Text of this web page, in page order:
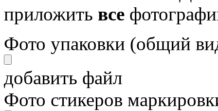
приложить все
Фото упаковки (общий
добавить файл
Фото стикеров